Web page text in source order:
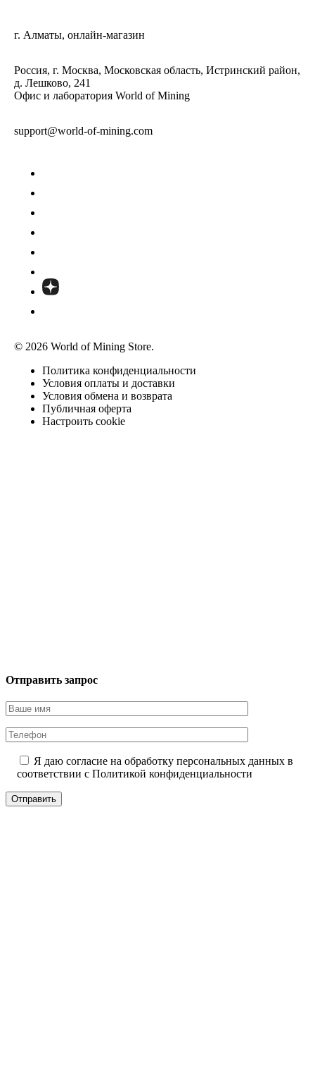
г. Алматы, онлайн-магазин
Россия, г. Москва, Московская область, Истринский район,
д. Лешково, 241
Офис и лаборатория World of Mining
support@world-of-mining.com
© 2026 World of Mining Store.
Политика конфиденциальности
Условия оплаты и доставки
Условия обмена и возврата
Публичная оферта
Настроить cookie
Отправить запрос
Я даю согласие на обработку персональных данных в
соответствии с Политикой конфиденциальности